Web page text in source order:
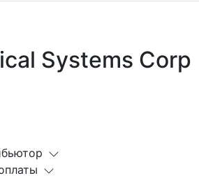
Systems Corp